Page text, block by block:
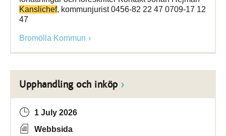
Kanslichef, kommunjurist 0456-82 22 47 0709-17 12
47
Bromölla Kommun
Upphandling och inköp
1 July 2026
Webbsida